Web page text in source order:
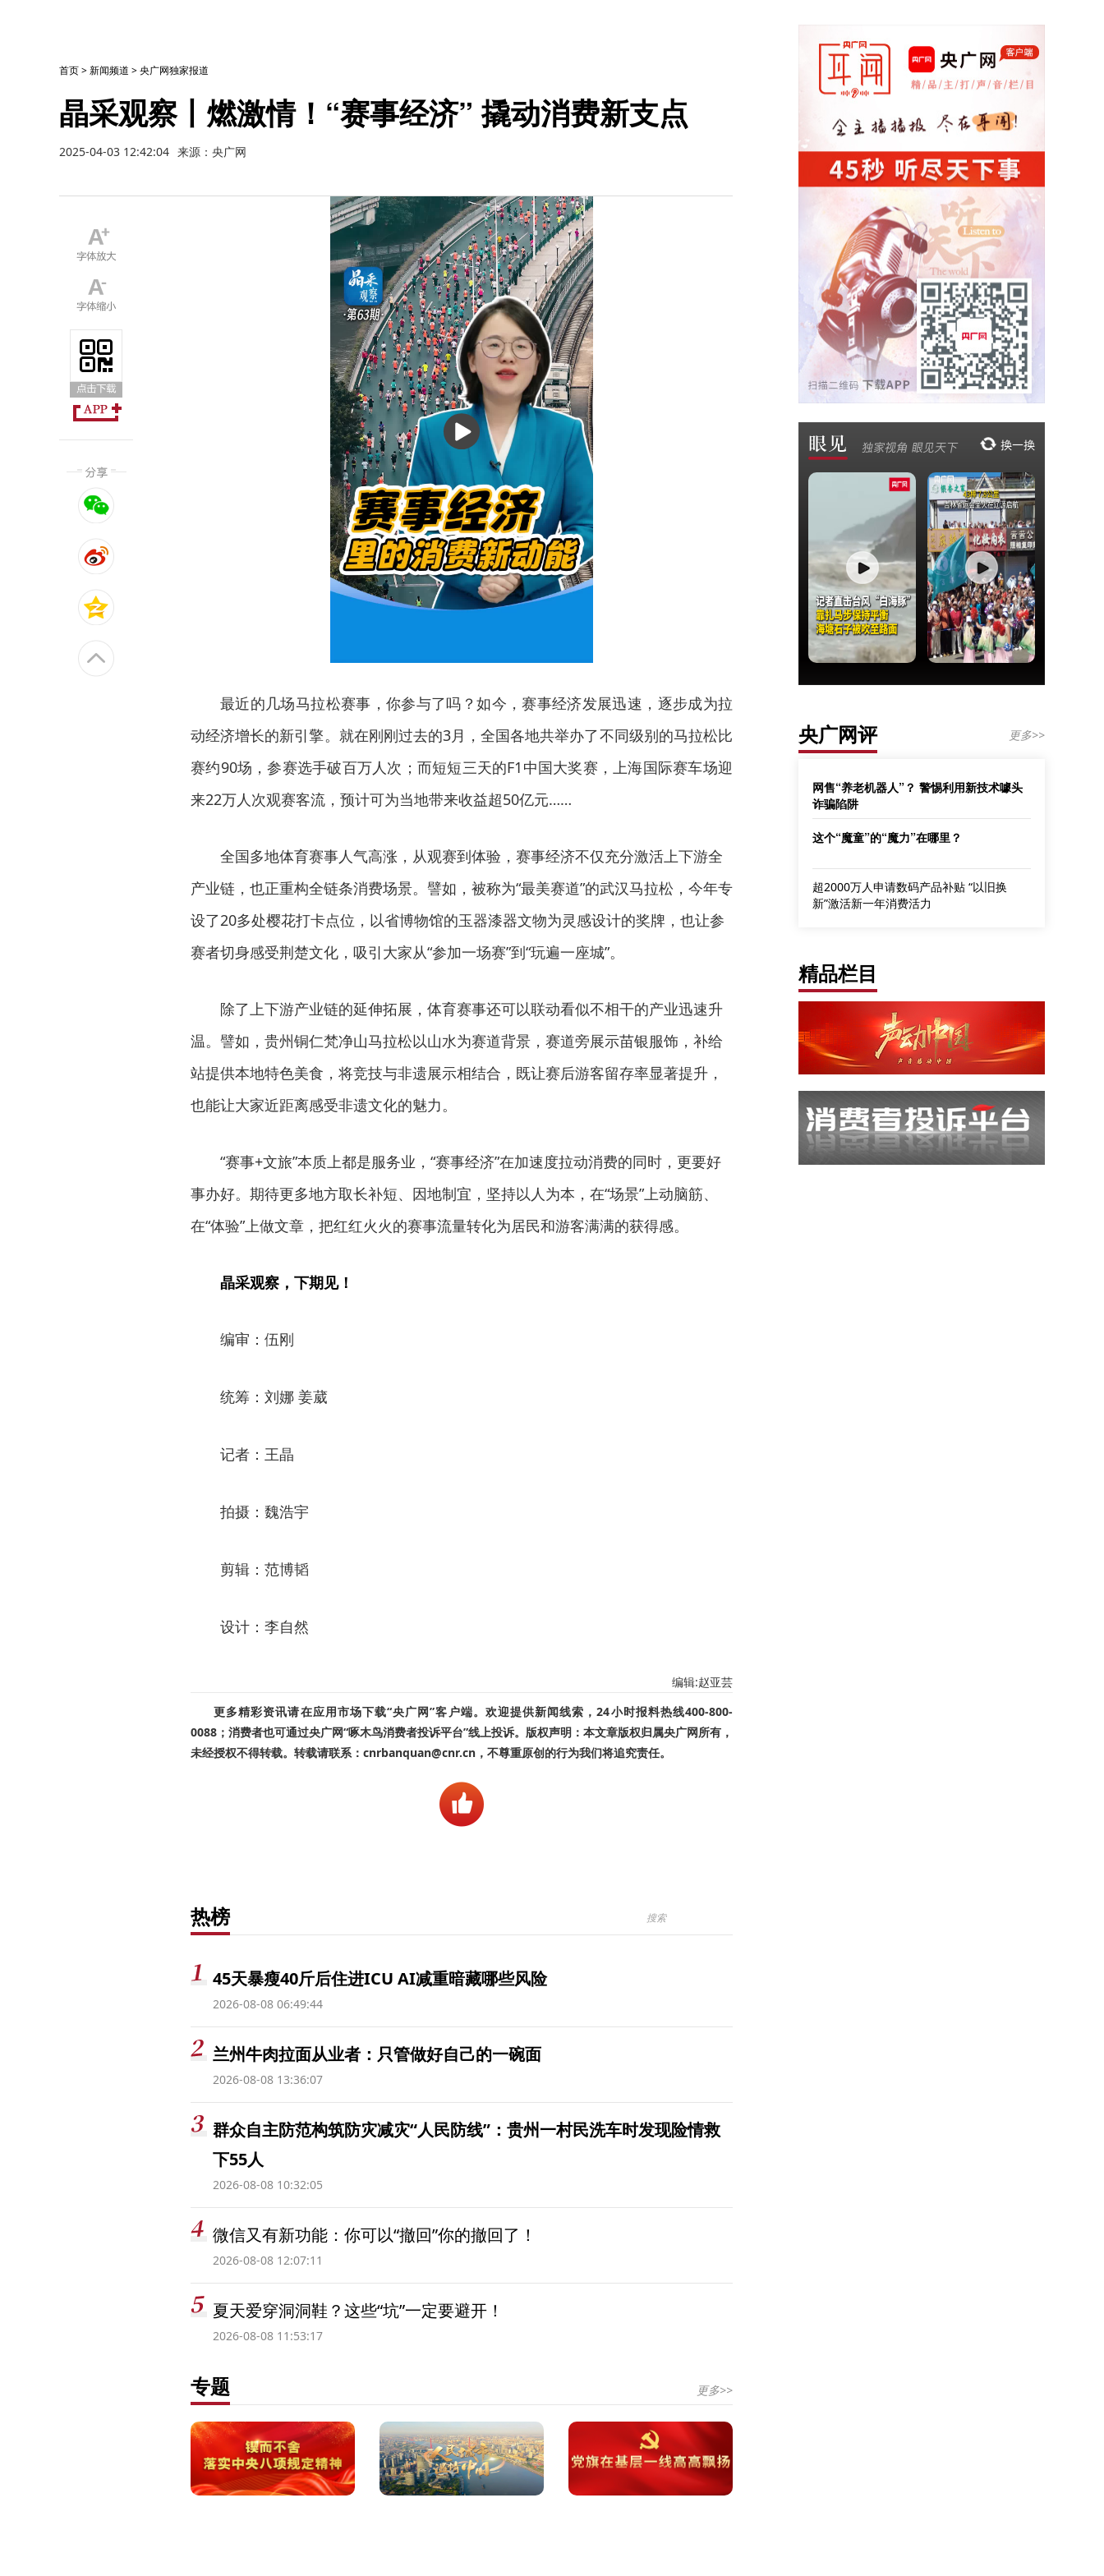
首页>新闻频道 >央广网独家报道
晶采观察丨燃激情！“赛事经济” 撬动消费新支点
2025-04-03 12:42:04 来源：央广网
播
放
最近的几场马拉松赛事，你参与了吗？如今，赛事经济发展迅速，逐步成为拉
动经济增长的新引擎。就在刚刚过去的3月，全国各地共举办了不同级别的马拉松比
赛约90场，参赛选手破百万人次；而短短三天的F1中国大奖赛，上海国际赛车场迎
来22万人次观赛客流，预计可为当地带来收益超50亿元……
全国多地体育赛事人气高涨，从观赛到体验，赛事经济不仅充分激活上下游全
产业链，也正重构全链条消费场景。譬如，被称为“最美赛道”的武汉马拉松，今年专
设了20多处樱花打卡点位，以省博物馆的玉器漆器文物为灵感设计的奖牌，也让参
赛者切身感受荆楚文化，吸引大家从“参加一场赛”到“玩遍一座城”。
除了上下游产业链的延伸拓展，体育赛事还可以联动看似不相干的产业迅速升
温。譬如，贵州铜仁梵净山马拉松以山水为赛道背景，赛道旁展示苗银服饰，补给
站提供本地特色美食，将竞技与非遗展示相结合，既让赛后游客留存率显著提升，
也能让大家近距离感受非遗文化的魅力。
“赛事+文旅”本质上都是服务业，“赛事经济”在加速度拉动消费的同时，更要好
事办好。期待更多地方取长补短、因地制宜，坚持以人为本，在“场景”上动脑筋、
在“体验”上做文章，把红红火火的赛事流量转化为居民和游客满满的获得感。
晶采观察，下期见！
编审：伍刚
统筹：刘娜 姜葳
记者：王晶
拍摄：魏浩宇
剪辑：范博韬
设计：李自然
编辑:赵亚芸
更多精彩资讯请在应用市场下载“央广网”客户端。欢迎提供新闻线索，24小时报料热线400-800-
0088；消费者也可通过央广网“啄木鸟消费者投诉平台”线上投诉。版权声明：本文章版权归属央广网所有，
未经授权不得转载。转载请联系：cnrbanquan@cnr.cn，不尊重原创的行为我们将追究责任。
热榜
45天暴瘦40斤后住进ICU AI减重暗藏哪些风险
2026-08-08 06:49:44
兰州牛肉拉面从业者：只管做好自己的一碗面
2026-08-08 13:36:07
群众自主防范构筑防灾减灾“人民防线”：贵州一村民洗车时发现险情救
下55人
2026-08-08 10:32:05
微信又有新功能：你可以“撤回”你的撤回了！
2026-08-08 12:07:11
夏天爱穿洞洞鞋？这些“坑”一定要避开！
2026-08-08 11:53:17
专题 更多>>
央广网评 更多>>
网售“养老机器人”？ 警惕利用新技术噱头
诈骗陷阱
这个“魔童”的“魔力”在哪里？
超2000万人申请数码产品补贴 “以旧换
新”激活新一年消费活力
精品栏目